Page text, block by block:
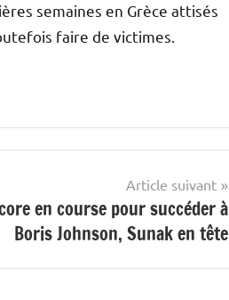
semaines en Grèce attisés
faire de victimes.
Article suivant
en course pour succéder à
Boris Johnson, Sunak en tête